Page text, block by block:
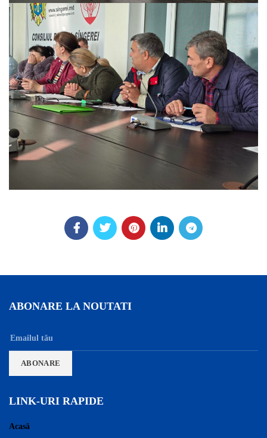
ABONARE LA NOUTATI
LINK-URI RAPIDE
Acasă